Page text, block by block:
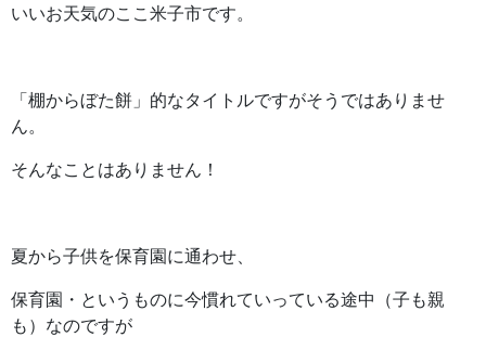
いいお天気のここ米子市です。
「棚からぼた餅」的なタイトルですがそうではありませ
ん。
そんなことはありません！
夏から子供を保育園に通わせ、
保育園・というものに今慣れていっている途中（子も親
も）なのですが